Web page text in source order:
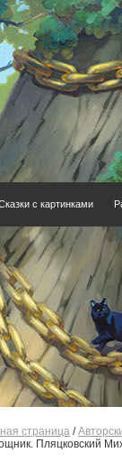
с картинками
страница /
Пляцковский